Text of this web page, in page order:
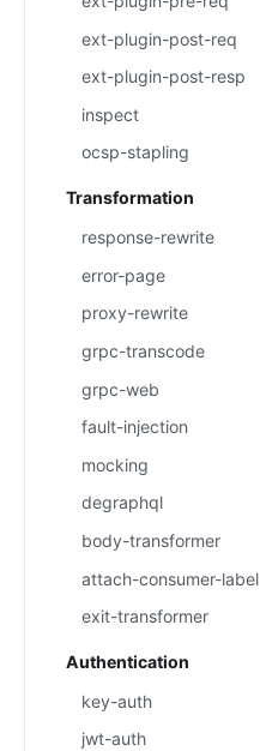
ext-plugin-post-req
ext-plugin-post-resp
inspect
ocsp-stapling
Transformation
response-rewrite
error-page
proxy-rewrite
grpc-transcode
grpc-web
fault-injection
mocking
degraphql
body-transformer
attach-consumer-label
exit-transformer
Authentication
key-auth
jwt-auth